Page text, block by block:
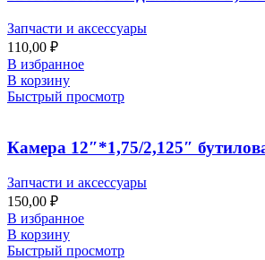
Запчасти и аксессуары
110,00 ₽
В избранное
В корзину
Быстрый просмотр
Камера 12″*1,75/2,125″
Запчасти и аксессуары
150,00 ₽
В избранное
В корзину
Быстрый просмотр